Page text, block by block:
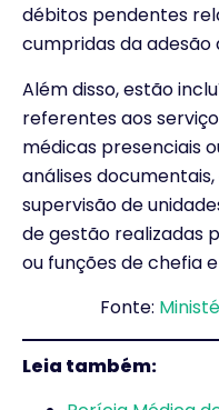
débitos pendentes
cumpridas da adesão
Além disso, estão
referentes aos
médicas presenciais
análises
supervisão de
de gestão realizadas
ou funções de chefia
Fonte:
Leia também: